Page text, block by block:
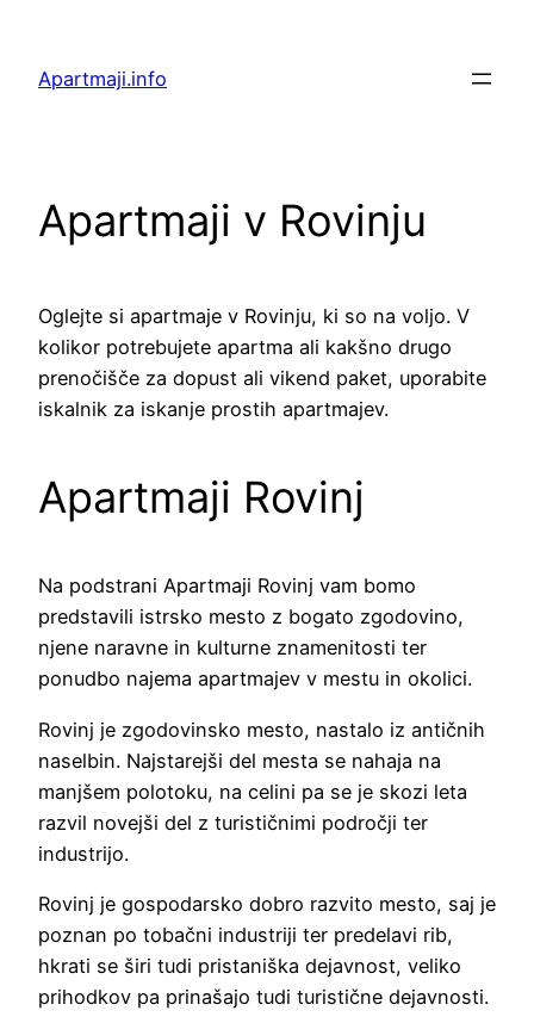
vsebino
Apartmaji.info
Apartmaji v Rovinju
Oglejte si apartmaje v Rovinju, ki so na voljo. V
kolikor potrebujete apartma ali kakšno drugo
prenočišče za dopust ali vikend paket, uporabite
iskalnik za iskanje prostih apartmajev.
Apartmaji Rovinj
Na podstrani Apartmaji Rovinj vam bomo
predstavili istrsko mesto z bogato zgodovino,
njene naravne in kulturne znamenitosti ter
ponudbo najema apartmajev v mestu in okolici.
Rovinj je zgodovinsko mesto, nastalo iz antičnih
naselbin. Najstarejši del mesta se nahaja na
manjšem polotoku, na celini pa se je skozi leta
razvil novejši del z turističnimi področji ter
industrijo.
Rovinj je gospodarsko dobro razvito mesto, saj je
poznan po tobačni industriji ter predelavi rib,
hkrati se širi tudi pristaniška dejavnost, veliko
prihodkov pa prinašajo tudi turistične dejavnosti.